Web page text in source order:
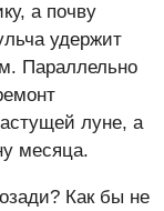
а почву
удержит
Параллельно
луне, а
месяца.
Как бы не